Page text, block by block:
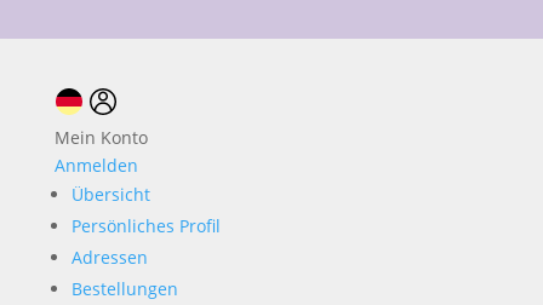
Mein Konto
Anmelden
Übersicht
Persönliches Profil
Adressen
Bestellungen